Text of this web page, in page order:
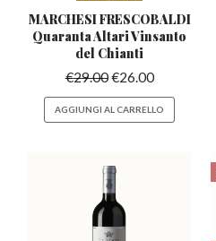
MARCHESI FRESCOBALDI
QuarantaAltari Vinsanto
del Chianti
€29.00€26.00
AGGIUNGI AL CARRELLO